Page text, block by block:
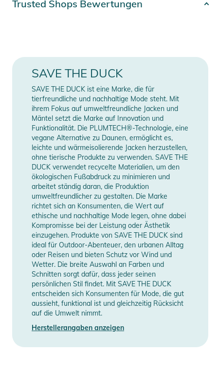
Schutz bei schlechtem Wetter
Schutz
- Praktische Reißverschlusstaschen zum sicheren Verstauen
- Stilvolles, minimalistisches Design, das zu jedem Outfit passt
Produktinformationen und
Sicherheitshinweise
Gebrauchsanweisungen, Sicherheitshinweise und Warnungen
finden Sie direkt am Produkt.
Erscheinungsjahr 2025
Manufacturer
Information
Herstellerangaben
anzeigen
Trusted Shops Bewertungen
SAVE THE DUCK
SAVE THE DUCK ist eine Marke, die für
tierfreundliche und nachhaltige Mode steht. Mit
ihrem Fokus auf umweltfreundliche Jacken und
Mäntel setzt die Marke auf Innovation und
Funktionalität. Die PLUMTECH®-Technologie, eine
vegane Alternative zu Daunen, ermöglicht es,
leichte und wärmeisolierende Jacken herzustellen,
ohne tierische Produkte zu verwenden. SAVE THE
DUCK verwendet recycelte Materialien, um den
ökologischen Fußabdruck zu minimieren und
arbeitet ständig daran, die Produktion
umweltfreundlicher zu gestalten. Die Marke
richtet sich an Konsumenten, die Wert auf
ethische und nachhaltige Mode legen, ohne dabei
Kompromisse bei der Leistung oder Ästhetik
einzugehen. Produkte von SAVE THE DUCK sind
ideal für Outdoor-Abenteuer, den urbanen Alltag
oder Reisen und bieten Schutz vor Wind und
Wetter. Die breite Auswahl an Farben und
Schnitten sorgt dafür, dass jeder seinen
persönlichen Stil findet. Mit SAVE THE DUCK
entscheiden sich Konsumenten für Mode, die gut
aussieht, funktional ist und gleichzeitig Rücksicht
auf die Umwelt nimmt.
Herstellerangaben anzeigen